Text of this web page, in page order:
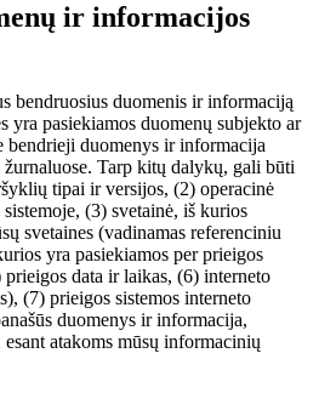
ir informacijos
bendruosius duomenis ir informaciją
yra pasiekiamos duomenų subjekto ar
bendrieji duomenys ir informacija
Tarp kitų dalykų, gali būti
tipai ir versijos, (2) operacinė
(3) svetainė, iš kurios
svetaines (vadinamas referenciniu
yra pasiekiamos per prieigos
prieigos data ir laikas, (6) interneto
(7) prieigos sistemos interneto
duomenys ir informacija,
atakoms mūsų informacinių